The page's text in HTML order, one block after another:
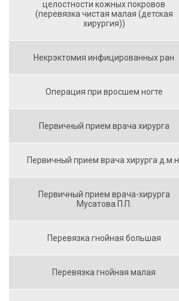
целостности кожных покровов
(перевязка чистая малая (детская
хирургия))
Некрэктомия инфицированных ран
Операция при вросшем ногте
Первичный прием врача хирурга
Первичный прием врача хирурга д.м.н.
Первичный прием врача-хирурга
Мусатова П.П.
Перевязка гнойная большая
Перевязка гнойная малая